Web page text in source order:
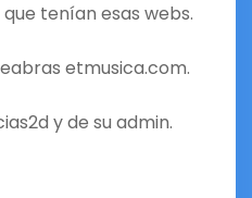
tenían esas webs.
etmusica.com.
y de su admin.